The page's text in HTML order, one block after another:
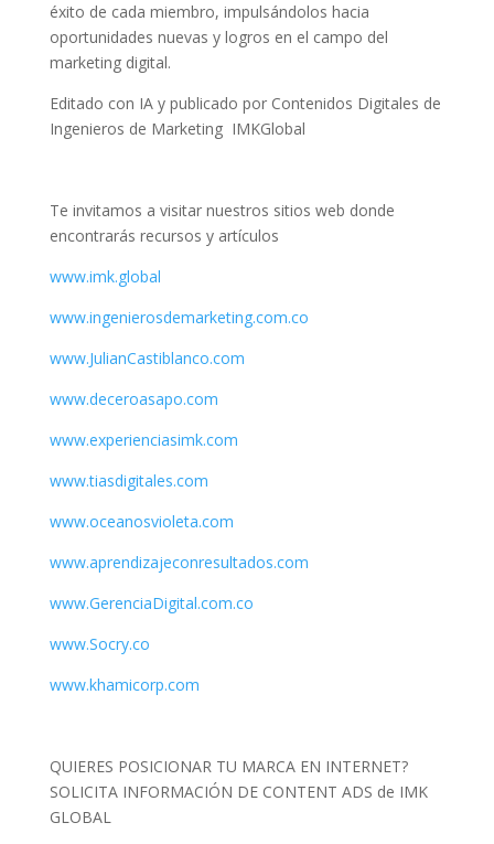
éxito de cada miembro, impulsándolos hacia
oportunidades nuevas y logros en el campo del
marketing digital.
Editado con IA y publicado por Contenidos Digitales de
Ingenieros de Marketing IMKGlobal
Te invitamos a visitar nuestros sitios web donde
encontrarás recursos y artículos
www.imk.global
www.ingenierosdemarketing.com.co
www.JulianCastiblanco.com
www.deceroasapo.com
www.experienciasimk.com
www.tiasdigitales.com
www.oceanosvioleta.com
www.aprendizajeconresultados.com
www.GerenciaDigital.com.co
www.Socry.co
www.khamicorp.com
QUIERES POSICIONAR TU MARCA EN INTERNET?
SOLICITA INFORMACIÓN DE CONTENT ADS de IMK
GLOBAL